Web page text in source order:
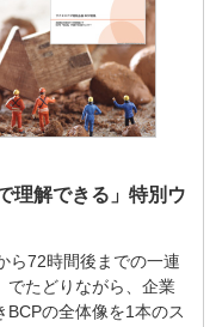
理解できる」特別ウ
ら72時間後までの一連
でたどりながら、企業
BCPの全体像を1本のス